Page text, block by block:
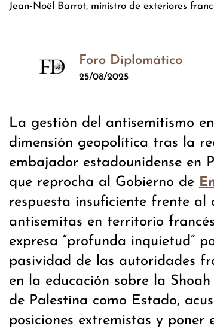
Jean‑Noël Barrot, ministro de exteriores
Foro Diplomático
25/08/2025
La gestión del antisemitismo
dimensión geopolítica tras la
embajador estadounidense en
que reprocha al Gobierno de
respuesta insuficiente frente al
antisemitas en territorio
expresa “profunda inquietud”
pasividad de las autoridades
en la educación sobre la
de Palestina como Estado,
posiciones extremistas y poner